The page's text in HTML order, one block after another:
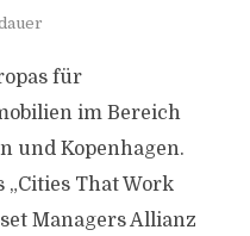
für
im Bereich
und Kopenhagen.
„Cities That Work
Managers Allianz